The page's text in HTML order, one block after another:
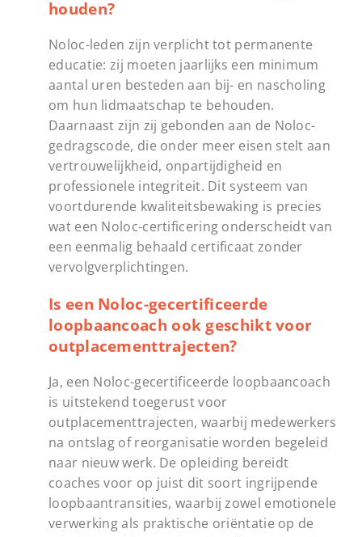
houden?
Noloc-leden zijn verplicht tot permanente
educatie: zij moeten jaarlijks een minimum
aantal uren besteden aan bij- en nascholing
om hun lidmaatschap te behouden.
Daarnaast zijn zij gebonden aan de Noloc-
gedragscode, die onder meer eisen stelt aan
vertrouwelijkheid, onpartijdigheid en
professionele integriteit. Dit systeem van
voortdurende kwaliteitsbewaking is precies
wat een Noloc-certificering onderscheidt van
een eenmalig behaald certificaat zonder
vervolgverplichtingen.
Is een Noloc-gecertificeerde
loopbaancoach ook geschikt voor
outplacementtrajecten?
Ja, een Noloc-gecertificeerde loopbaancoach
is uitstekend toegerust voor
outplacementtrajecten, waarbij medewerkers
na ontslag of reorganisatie worden begeleid
naar nieuw werk. De opleiding bereidt
coaches voor op juist dit soort ingrijpende
loopbaantransities, waarbij zowel emotionele
verwerking als praktische oriëntatie op de